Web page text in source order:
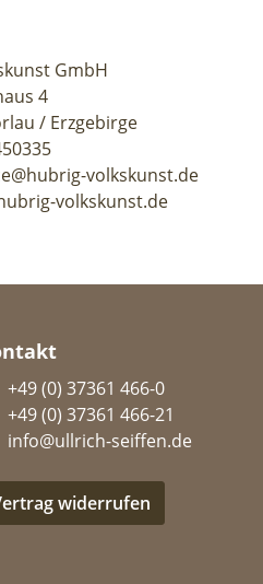
GmbH
4
/ Erzgebirge
volkskunst.de
volkskunst.de
+49 (0) 37361 466-0
+49 (0) 37361 466-21
info@ullrich-seiffen.de
widerrufen